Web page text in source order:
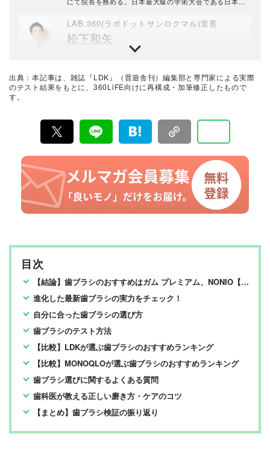
LAB.360(ラボドットサンロクマル)室長
松下和矢
晋遊舎のテスト専門機関「LAB.360」室長。年間2100点
の保全・メンテナンス、日用雑貨品メーカーの開発業務
を経て、民間の試験機関で多くの商品テストに従事。テ
スト方法の立案から試験デザイン、試験装置の製作、テ
つ、誰が見ても一目で結果が分かるビジュアル性を伴う
手法を心がけている。趣味はプラモデル作り。
LDK編集長
雑誌『LDK』を統括する自称テスト大好き人間。得意な
ジャンルは収納や日用品、文房具・雑貨など。人気ショ
ップ巡りも日課。1993年生まれ。2018年に晋遊舎に入社
後、雑誌『MONOQLO』を経て、2023年『LDK』編集
長に就任。市場調査を元に特集のテーマ決めや表紙作
1993年生まれ。2016年に新卒で晋遊舎に入社し、雑誌
『LDK』の編集を経て2025年『MONOQLO』編集長に
就任。9年以上の編集人生であらゆるジャンルのモノをテ
ストしてきたが、デジタルガジェット、アウトドアグッ
暮らしのおすすめベストバイ
『LDK』は2012年の創刊以来、晋遊舎の理念である「遊
ア、食品まで、あらゆるジャンルの商品を徹底的に検
て見つけた「本当に良いもの」と「お役立ち情報」を厳
選してあなたにお届け。編集長・高橋咲彩を中心に、11
名以上の編集体制で日々の検証・記事制作を行っていま
す。
最新の良いモノおすすめベストバイ
MONOQLO編集部
『MONOQLO（モノクロ）』は2009年3月19日に創刊、
毎月19日に発行されている「広告なし」のモノ批評雑誌
& おすすめ情報メディア。創刊以来、おもに男性向けの
生活用品や家具、ガジェット、食品などを各分野の専門
家にも協力を仰ぎ、編集部と社内の検証機関が実際に比
較・検証・評価してきました。テストで見つけた「本当
に良いモノ」だけを厳選して紹介。編集長・山田和樹を
行っています。
出典：本記事は、雑誌『LDK』（晋遊舎刊）編集部と専門家による実際
のテスト結果をもとに、360LiFE向けに再構成・加筆修正したもので
す。
目次
【結論】歯ブラシのおすすめはガム プレミアム、NONIO【LDK、MONOQLOが検証】
進化した最新歯ブラシの実力をチェック！
自分に合った歯ブラシの選び方
歯ブラシのテスト方法
【比較】LDKが選ぶ歯ブラシのおすすめランキング
【比較】MONOQLOが選ぶ歯ブラシのおすすめランキング
歯ブラシ選びに関するよくある質問
歯科医が教える正しい磨き方・ケアのコツ
【まとめ】歯ブラシ検証の振り返り